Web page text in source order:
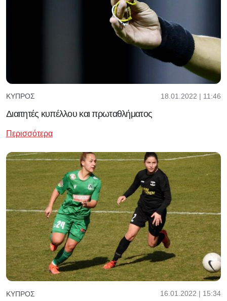
ΚΎΠΡΟΣ 18.01.2022 | 11:46
Διαιτητές κυπέλλου και πρωταθλήματος
Περισσότερα
ΚΎΠΡΟΣ 16.01.2022 | 15:34